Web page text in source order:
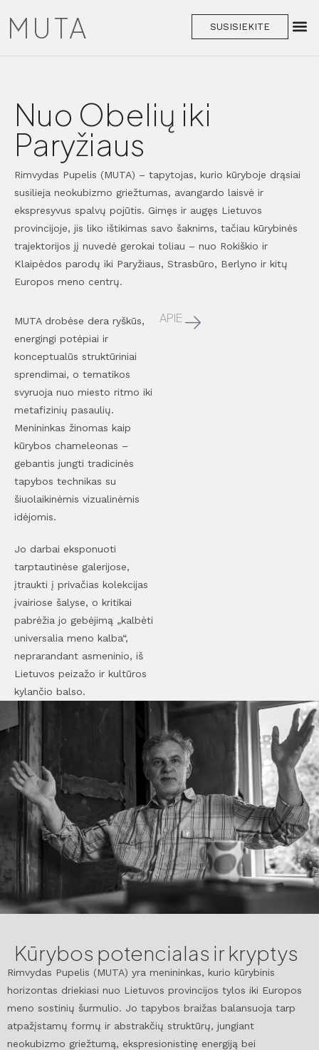
MUTA SUSISIEKITE
Nuo Obelių iki
Paryžiaus
Rimvydas Pupelis (MUTA) – tapytojas, kurio kūryboje drąsiai
susilieja neokubizmo griežtumas, avangardo laisvė ir
ekspresyvus spalvų pojūtis. Gimęs ir augęs Lietuvos
provincijoje, jis liko ištikimas savo šaknims, tačiau kūrybinės
trajektorijos jį nuvedė gerokai toliau – nuo Rokiškio ir
Klaipėdos parodų iki Paryžiaus, Strasbūro, Berlyno ir kitų
Europos meno centrų.
APIE
MUTA drobėse dera ryškūs,
energingi potėpiai ir
konceptualūs struktūriniai
sprendimai, o tematikos
svyruoja nuo miesto ritmo iki
metafizinių pasaulių.
Menininkas žinomas kaip
kūrybos chameleonas –
gebantis jungti tradicinės
tapybos technikas su
šiuolaikinėmis vizualinėmis
idėjomis.
Jo darbai eksponuoti
tarptautinėse galerijose,
įtraukti į privačias kolekcijas
įvairiose šalyse, o kritikai
pabrėžia jo gebėjimą „kalbėti
universalia meno kalba“,
neprarandant asmeninio, iš
Lietuvos peizažo ir kultūros
kylančio balso.
Kūrybos potencialas ir kryptys
Rimvydas Pupelis (MUTA) yra menininkas, kurio kūrybinis
horizontas driekiasi nuo Lietuvos provincijos tylos iki Europos
meno sostinių šurmulio. Jo tapybos braižas balansuoja tarp
atpažįstamų formų ir abstrakčių struktūrų, jungiant
neokubizmo griežtumą, ekspresionistinę energiją bei